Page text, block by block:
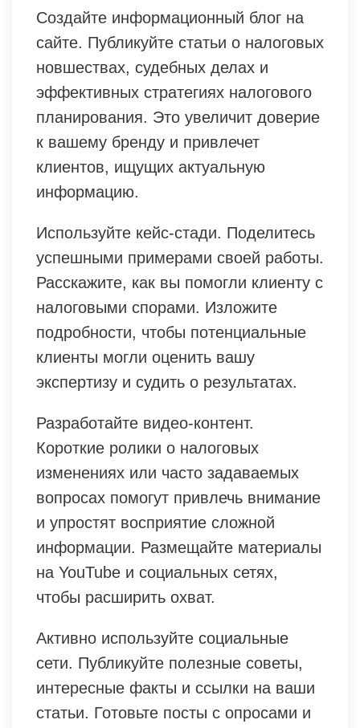
Создайте информационный блог на
сайте. Публикуйте статьи о налоговых
новшествах, судебных делах и
эффективных стратегиях налогового
планирования. Это увеличит доверие
к вашему бренду и привлечет
клиентов, ищущих актуальную
информацию.
Используйте кейс-стади. Поделитесь
успешными примерами своей работы.
Расскажите, как вы помогли клиенту с
налоговыми спорами. Изложите
подробности, чтобы потенциальные
клиенты могли оценить вашу
экспертизу и судить о результатах.
Разработайте видео-контент.
Короткие ролики о налоговых
изменениях или часто задаваемых
вопросах помогут привлечь внимание
и упростят восприятие сложной
информации. Размещайте материалы
на YouTube и социальных сетях,
чтобы расширить охват.
Активно используйте социальные
сети. Публикуйте полезные советы,
интересные факты и ссылки на ваши
статьи. Готовьте посты с опросами и